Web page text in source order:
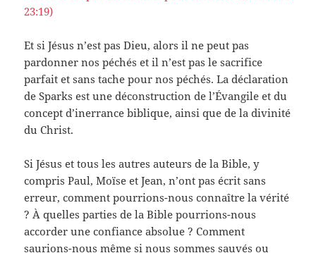
23:19)
Et si Jésus n’est pas Dieu, alors il ne peut pas
pardonner nos péchés et il n’est pas le sacrifice
parfait et sans tache pour nos péchés. La déclaration
de Sparks est une déconstruction de l’Évangile et du
concept d’inerrance biblique, ainsi que de la divinité
du Christ.
Si Jésus et tous les autres auteurs de la Bible, y
compris Paul, Moïse et Jean, n’ont pas écrit sans
erreur, comment pourrions-nous connaître la vérité
? À quelles parties de la Bible pourrions-nous
accorder une confiance absolue ? Comment
saurions-nous même si nous sommes sauvés ou